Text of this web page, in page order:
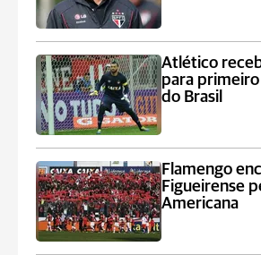
Atlético
para primeiro
do Brasil
Flamengo
Figueirense
Americana